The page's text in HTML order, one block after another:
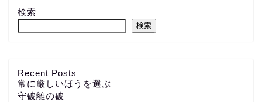
検索
検索
Recent Posts
常に厳しいほうを選ぶ
守破離の破